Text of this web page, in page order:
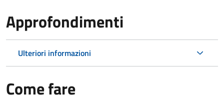
Approfondimenti
Ulteriori informazioni
Come fare